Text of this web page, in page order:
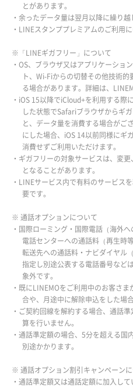
とがあります。
・余ったデータ量は翌月以降に繰り越
・LINEスタンププレミアムのご利用
※「LINEギガフリー」について
・OS、ブラウザ又はアプリケーショ
ト、Wi-Fiからの切替その他技術
る場合があります。詳細は、
・iOS 15以降でiCloud+を利用する際
した状態でSafariブラウザからギ
と、データ量を消費する場合がご
にした場合、iOS 14以前同様にギ
消費せずご利用いただけます。
・ギガフリーの対象サービスは、変
となることがあります。
・LINEサービス内で有料のサービス
要です。
※ 通話オプションについて
・国際ローミング・国際電話（海外
電話センターへの通話料（再生時
転送先への通話料・ナビダイヤル
指定し別途公表する電話番号など
象外です。
・既にLINEMOをご利用中のお客さ
合や、月途中に解除申込をした場
・ご契約回線を解約する場合、通話
算を行いません。
・通話準定額の場合、5分を超える
別途かかります。
※ 通話オプション割引キャンペーン
・通話準定額又は通話定額に加入し